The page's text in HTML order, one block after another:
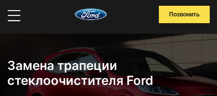
Позвонить
Замена трапеции
стеклоочистителя Ford